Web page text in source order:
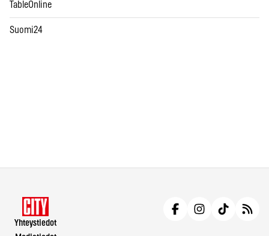
TableOnline
Suomi24
Yhteystiedot